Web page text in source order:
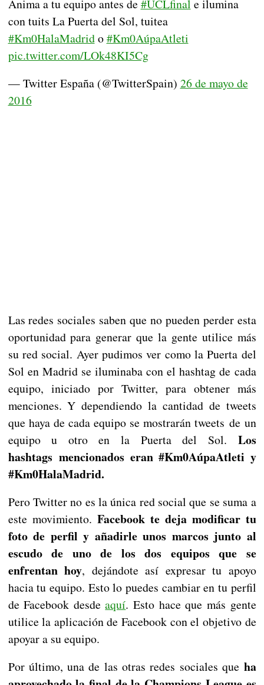
Anima a tu equipo antes de #UCLfinal e ilumina
con tuits La Puerta del Sol, tuitea
#Km0HalaMadrido#Km0AúpaAtleti
pic.twitter.com/LOk48KI5Cg
— Twitter España (@TwitterSpain) 26 de mayo de
2016
Las redes sociales saben que no pueden perder esta
oportunidad para generar que la gente utilice más
su red social. Ayer pudimos ver como la Puerta del
Sol en Madrid se iluminaba con el hashtag de cada
equipo, iniciado por Twitter, para obtener más
menciones. Y dependiendo la cantidad de tweets
que haya de cada equipo se mostrarán tweets de un
equipo u otro en la Puerta del Sol. Los
hashtags mencionados eran #Km0AúpaAtleti y
#Km0HalaMadrid.
Pero Twitter no es la única red social que se suma a
este movimiento. Facebook te deja modificar tu
foto de perfil y añadirle unos marcos junto al
escudo de uno de los dos equipos que se
enfrentan hoy, dejándote así expresar tu apoyo
hacia tu equipo. Esto lo puedes cambiar en tu perfil
de Facebook desdeaquí. Esto hace que más gente
utilice la aplicación de Facebook con el objetivo de
apoyar a su equipo.
Por último, una de las otras redes sociales que ha